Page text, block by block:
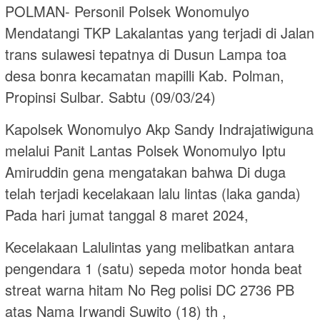
POLMAN- Personil Polsek Wonomulyo
Mendatangi TKP Lakalantas yang terjadi di Jalan
trans sulawesi tepatnya di Dusun Lampa toa
desa bonra kecamatan mapilli Kab. Polman,
Propinsi Sulbar. Sabtu (09/03/24)
Kapolsek Wonomulyo Akp Sandy Indrajatiwiguna
melalui Panit Lantas Polsek Wonomulyo Iptu
Amiruddin gena mengatakan bahwa Di duga
telah terjadi kecelakaan lalu lintas (laka ganda)
Pada hari jumat tanggal 8 maret 2024,
Kecelakaan Lalulintas yang melibatkan antara
pengendara 1 (satu) sepeda motor honda beat
streat warna hitam No Reg polisi DC 2736 PB
atas Nama Irwandi Suwito (18) th ,